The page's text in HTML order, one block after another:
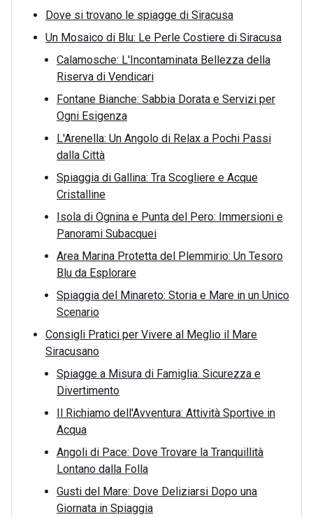
Dove si trovano le spiagge di Siracusa
Un Mosaico di Blu: Le Perle Costiere di Siracusa
Calamosche: L'Incontaminata Bellezza della
Riserva di Vendicari
Fontane Bianche: Sabbia Dorata e Servizi per
Ogni Esigenza
L'Arenella: Un Angolo di Relax a Pochi Passi
dalla Città
Spiaggia di Gallina: Tra Scogliere e Acque
Cristalline
Isola di Ognina e Punta del Pero: Immersioni e
Panorami Subacquei
Area Marina Protetta del Plemmirio: Un Tesoro
Blu da Esplorare
Spiaggia del Minareto: Storia e Mare in un Unico
Scenario
Consigli Pratici per Vivere al Meglio il Mare
Siracusano
Spiagge a Misura di Famiglia: Sicurezza e
Divertimento
Il Richiamo dell'Avventura: Attività Sportive in
Acqua
Angoli di Pace: Dove Trovare la Tranquillità
Lontano dalla Folla
Gusti del Mare: Dove Deliziarsi Dopo una
Giornata in Spiaggia